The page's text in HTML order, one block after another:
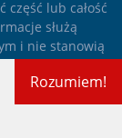
lub całość
służą
i nie stanowią
Rozumiem!